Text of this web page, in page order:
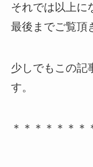
それでは以上に
最後までご覧頂
少しでもこの記
す。
＊＊＊＊＊＊＊